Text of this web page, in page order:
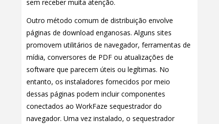
sem receber muita atenção.
Outro método comum de distribuição envolve
páginas de download enganosas. Alguns sites
promovem utilitários de navegador, ferramentas de
mídia, conversores de PDF ou atualizações de
software que parecem úteis ou legítimas. No
entanto, os instaladores fornecidos por meio
dessas páginas podem incluir componentes
conectados ao WorkFaze sequestrador do
navegador. Uma vez instalado, o sequestrador